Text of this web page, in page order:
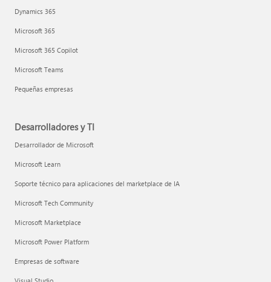
Dynamics 365
Microsoft 365
Microsoft 365 Copilot
Microsoft Teams
Pequeñas empresas
Desarrolladores y TI
Desarrollador de Microsoft
Microsoft Learn
Soporte técnico para aplicaciones del marketplace de IA
Microsoft Tech Community
Microsoft Marketplace
Microsoft Power Platform
Empresas de software